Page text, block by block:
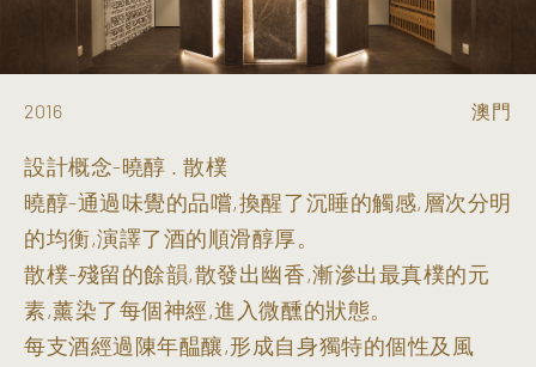
2016 澳門
設計概念-曉醇 . 散樸
曉醇-通過味覺的品嚐,換醒了沉睡的觸感,層次分明
的均衡,演譯了酒的順滑醇厚。
散樸-殘留的餘韻,散發出幽香,漸滲出最真樸的元
素,薰染了每個神經,進入微醺的狀態。
每支酒經過陳年醖釀,形成自身獨特的個性及風